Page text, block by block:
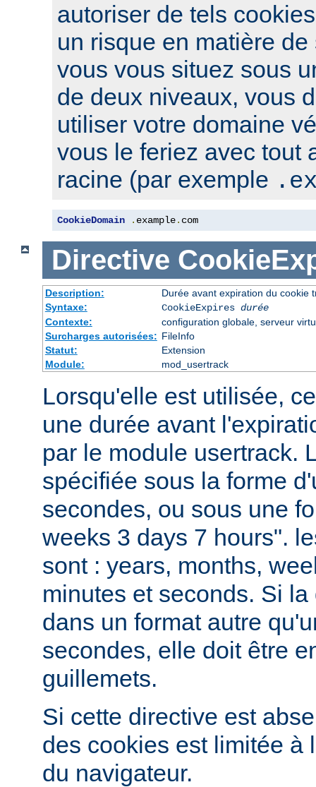
autoriser de tels
un risque en matière
vous vous situez sous
de deux niveaux, vous
utiliser votre domaine
vous le feriez avec tout
racine (par exemple
CookieDomain . example. com
Directive
Description:
Durée avant expiration du cookie
Syntaxe:
CookieExpires durée
Contexte:
configuration globale, serveur
Surcharges autorisées: FileInfo
Statut:
Extension
Module:
mod_usertrack
Lorsqu'elle est utilisée,
une durée avant
par le module usertrack.
spécifiée sous la forme
secondes, ou sous une
weeks 3 days 7 hours".
sont : years, months,
minutes et seconds. Si
dans un format autre
secondes, elle doit être
guillemets.
Si cette directive est
des cookies est limitée à
du navigateur.